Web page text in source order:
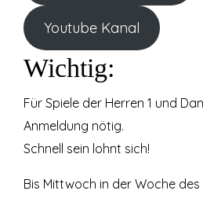
Youtube Kanal
Wichtig:
Für Spiele der Herren 1 und
Anmeldung nötig.
Schnell sein lohnt sich!
Bis Mittwoch in der Woche